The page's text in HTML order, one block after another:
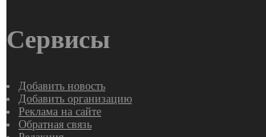
Сервисы
Добавить новость
Добавить организацию
Реклама на сайте
Обратная связь